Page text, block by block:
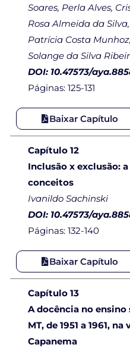
Soares, Perla Alves,
Rosa Almeida da
Patrícia Costa
Solange da Silva
DOI: 10.47573/
Páginas: 125-131
Baixar Capítulo
Capítulo 12
Inclusão x exclusão:
conceitos
Ivanildo Sachinski
DOI: 10.47573/
Páginas: 132-140
Baixar Capítulo
Capítulo 13
A docência no ensino
MT, de 1951 a 1961,
Capanema